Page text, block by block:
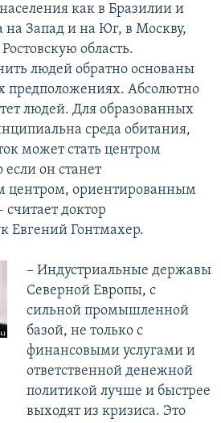
как в Бразилии и
на Запад и на Юг, в Москву,
область.
людей обратно основаны
предположениях. Абсолютно
людей. Для образованных
среда обитания,
может стать центром
он станет
центром, ориентированным
доктор
Евгений Гонтмахер.
– Индустриальные державы
Северной Европы, с
сильной промышленной
базой, не только с
финансовыми услугами и
ответственной денежной
политикой лучше и быстрее
выходят из кризиса. Это